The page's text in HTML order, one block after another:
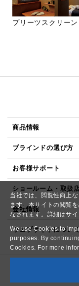
当社では、閲覧性向上
ます。本サイトの閲覧
なされます。詳細はサ
We use Cookies to
purposes. By
Cookies. For more
プリーツスクリーン
商品情報
ブラインドの選び方
お客様サポート
ショールーム・取扱
会社情報
ウェブサイトについ